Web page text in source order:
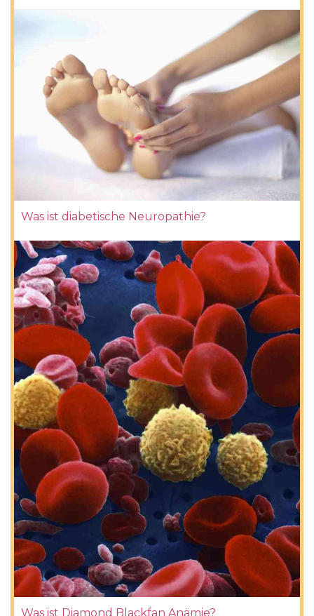
Was ist diabetische Neuropathie?
Was ist Diamond Blackfan Anämie?